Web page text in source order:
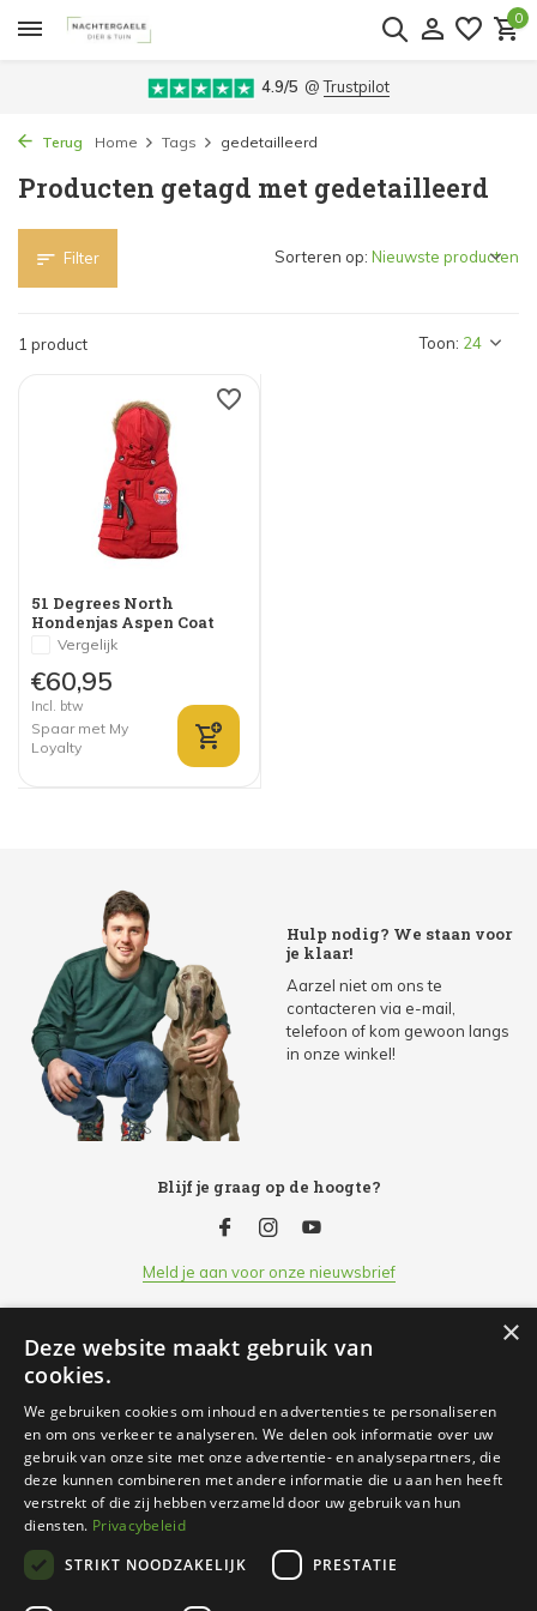
0
4.9/5 @Trustpilot
Terug Home Tags gedetailleerd
Producten getagd met gedetailleerd
Filter
1 product Toon:
Sorteren op:
51 Degrees North
Hondenjas Aspen Coat
RoodVergelijk
€60,95
Incl. btw
Spaar met My
Loyalty
Hulp nodig? We staan voor
je klaar!
Aarzel niet om ons te
contacteren via e-mail,
telefoon of kom gewoon langs
in onze winkel!
Blijf je graag op de hoogte?
Meld je aan voor onze nieuwsbrief
Klantenservice
Openingsuren
Informatie
Contact
×
Deze website maakt gebruik van
cookies.
We gebruiken cookies om inhoud en advertenties te personaliseren
en om ons verkeer te analyseren. We delen ook informatie over uw
gebruik van onze site met onze advertentie- en analysepartners, die
deze kunnen combineren met andere informatie die u aan hen heeft
verstrekt of die zij hebben verzameld door uw gebruik van hun
diensten. Privacybeleid
STRIKT NOODZAKELIJK
PRESTATIE